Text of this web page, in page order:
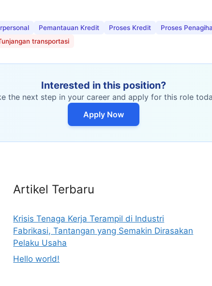
Pemantauan Kredit Proses Kredit Proses
transportasi
Interested in this position?
the next step in your career and apply for this role
Apply Now
Artikel Terbaru
Krisis Tenaga Kerja Terampil di Industri
Fabrikasi, Tantangan yang Semakin Dirasakan
Pelaku Usaha
Hello world!